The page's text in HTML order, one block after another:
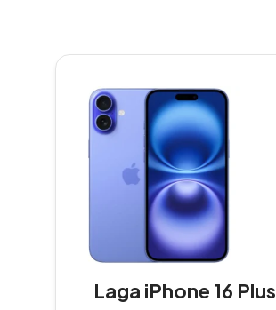
Laga iPhone 16 Plus